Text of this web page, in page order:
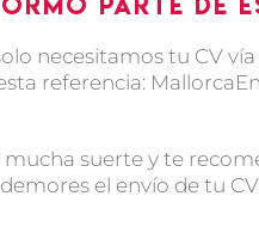
necesitamos tu CV
referencia:
mucha suerte y te
el envío de tu